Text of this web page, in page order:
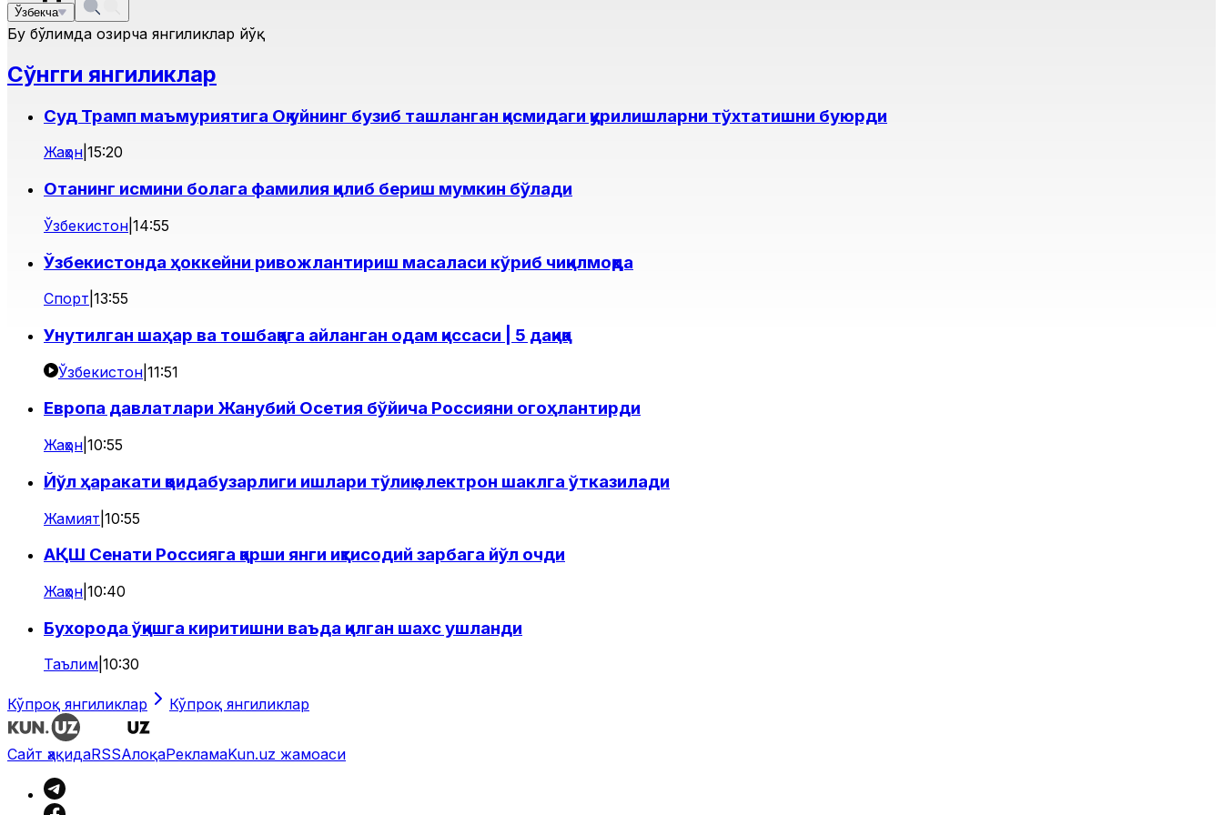
Ўзбекча
Бу бўлимда ҳозирча янгиликлар йўқ
Сўнгги янгиликлар
Суд Трамп маъмуриятига Оқ уйнинг бузиб ташланган қисмидаги қурилишларни тўхтатишни буюрди
Жаҳон 15:20
Отанинг исмини болага фамилия қилиб бериш мумкин бўлади
Ўзбекистон 14:55
Ўзбекистонда ҳоккейни ривожлантириш масаласи кўриб чиқилмоқда
Спорт 13:55
Унутилган шаҳар ва тошбақага айланган одам қиссаси | 5 дақиқа
Ўзбекистон 11:51
Европа давлатлари Жанубий Осетия бўйича Россияни огоҳлантирди
Жаҳон 10:55
Йўл ҳаракати қоидабузарлиги ишлари тўлиқ электрон шаклга ўтказилади
Жамият 10:55
АҚШ Сенати Россияга қарши янги иқтисодий зарбага йўл очди
Жаҳон 10:40
Бухорода ўқишга киритишни ваъда қилган шахс ушланди
Таълим 10:30
Кўпроқ янгиликлар Кўпроқ янгиликлар
Сайт ҳақидаRSSАлоқаРекламаKun.uz жамоаси